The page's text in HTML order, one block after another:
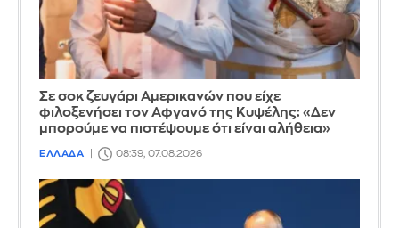
Σε σοκ ζευγάρι Αμερικανών που είχε
φιλοξενήσει τον Αφγανό της Κυψέλης: «Δεν
μπορούμε να πιστέψουμε ότι είναι αλήθεια»
ΕΛΛΑΔΑ 08:39, 07.08.2026